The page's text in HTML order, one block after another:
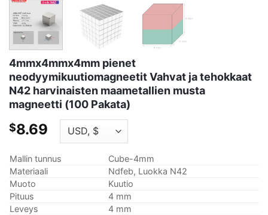
4mmx4mmx4mm pienet
neodyymikuutiomagneetit Vahvat ja tehokkaat
N42 harvinaisten maametallien musta
magneetti (100 Pakata)
$8.69
Mallin tunnus
Cube-4mm
Materiaali
Ndfeb, Luokka N42
Muoto
Kuutio
Pituus
4 mm
Leveys
4 mm